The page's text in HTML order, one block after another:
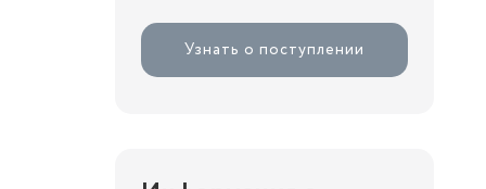
Узнать о поступлении